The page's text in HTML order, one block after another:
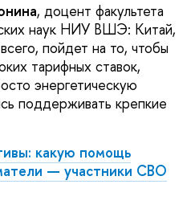
, доцент факультета
наук НИУ ВШЭ: Китай,
пойдет на то, чтобы
тарифных ставок,
энергетическую
поддерживать крепкие
какую помощь
— участники СВО